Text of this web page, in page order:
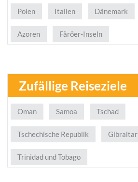
Polen Italien Dänemark
Azoren Färöer-Inseln
Zufällige Reiseziele
Oman Samoa Tschad
Tschechische Republik Gibraltar
Trinidad und Tobago